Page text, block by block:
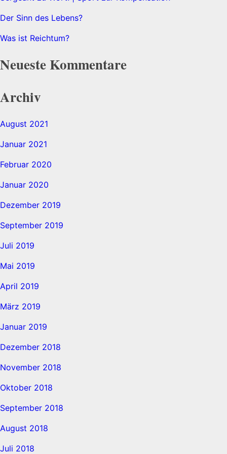
Der Sinn des Lebens?
Was ist Reichtum?
Neueste Kommentare
Archiv
August 2021
Januar 2021
Februar 2020
Januar 2020
Dezember 2019
September 2019
Juli 2019
Mai 2019
April 2019
März 2019
Januar 2019
Dezember 2018
November 2018
Oktober 2018
September 2018
August 2018
Juli 2018